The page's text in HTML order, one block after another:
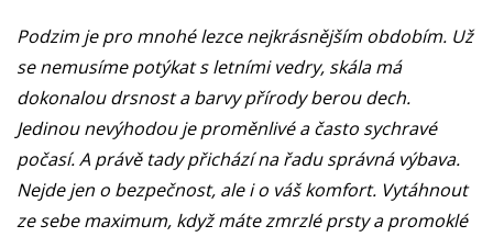
Podzim je pro mnohé lezce nejkrásnějším obdobím. Už
se nemusíme potýkat s letními vedry, skála má
dokonalou drsnost a barvy přírody berou dech.
Jedinou nevýhodou je proměnlivé a často sychravé
počasí. A právě tady přichází na řadu správná výbava.
Nejde jen o bezpečnost, ale i o váš komfort. Vytáhnout
ze sebe maximum, když máte zmrzlé prsty a promoklé